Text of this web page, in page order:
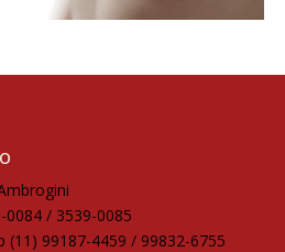
0084 / 3539-0085
(11) 99187-4459 / 99832-6755